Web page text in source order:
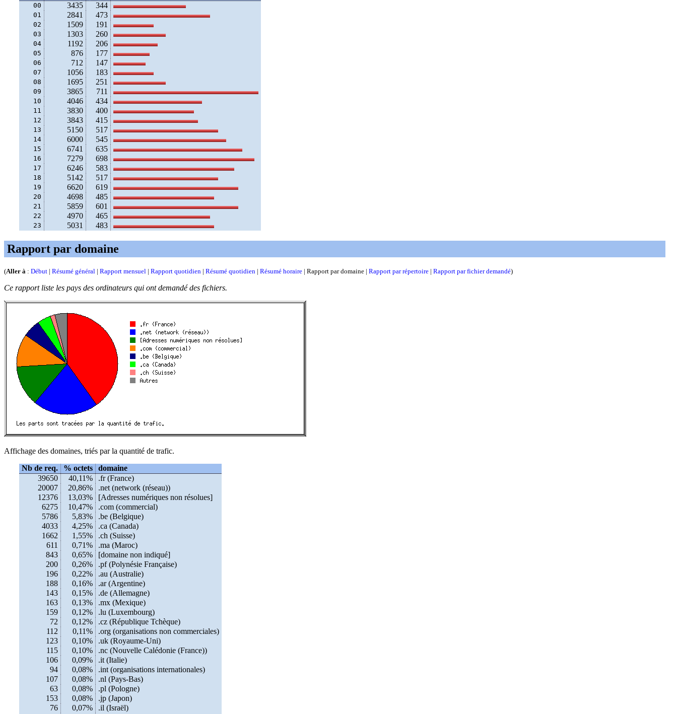
00 3435 344
01 2841 473
02 1509 191
03 1303 260
04 1192 206
05 876 177
06 712 147
07 1056 183
08 1695 251
09 3865 711
10 4046 434
11 3830 400
12 3843 415
13 5150 517
14 6000 545
15 6741 635
16 7279 698
17 6246 583
18 5142 517
19 6620 619
20 4698 485
21 5859 601
22 4970 465
23 5031 483
Rapport par domaine
(Aller à : Début | Résumé général | Rapport mensuel | Rapport quotidien | Résumé quotidien | Résumé horaire | Rapport par domaine | Rapport par répertoire | Rapport par fichier demandé)
Ce rapport liste les pays des ordinateurs qui ont demandé des fichiers.
Affichage des domaines, triés par la quantité de trafic.
Nb de req.
% octets
domaine
39650
40,11%
.fr (France)
20007
20,86%
.net (network (réseau))
12376
13,03%
[Adresses numériques non résolues]
6275
10,47%
.com (commercial)
5786
5,83%
.be (Belgique)
4033
4,25%
.ca (Canada)
1662
1,55%
.ch (Suisse)
611
0,71%
.ma (Maroc)
843
0,65%
[domaine non indiqué]
200
0,26%
.pf (Polynésie Française)
196
0,22%
.au (Australie)
188
0,16%
.ar (Argentine)
143
0,15%
.de (Allemagne)
163
0,13%
.mx (Mexique)
159
0,12%
.lu (Luxembourg)
72
0,12%
.cz (République Tchèque)
112
0,11%
.org (organisations non commerciales)
123
0,10%
.uk (Royaume-Uni)
115
0,10%
.nc (Nouvelle Calédonie (France))
106
0,09%
.it (Italie)
94
0,08%
.int (organisations internationales)
107
0,08%
.nl (Pays-Bas)
63
0,08%
.pl (Pologne)
153
0,08%
.jp (Japon)
76
0,07%
.il (Israël)